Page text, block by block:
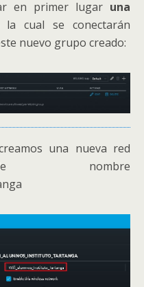
en primer lugar una
la cual se conectarán
nuevo grupo creado:
una nueva red
nombre